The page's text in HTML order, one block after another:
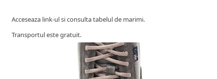
Acceseaza link-ul si consulta tabelul de marimi.
Transportul este gratuit.